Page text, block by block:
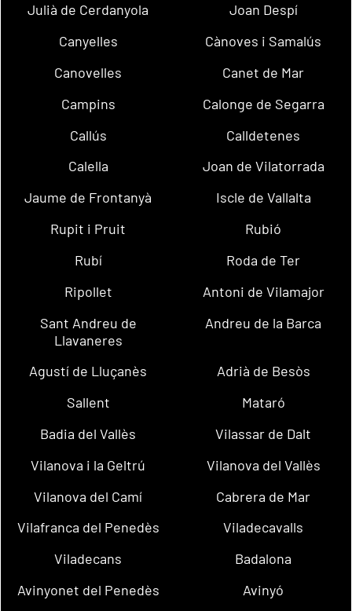
Julià de Cerdanyola
Joan Despí
Canyelles
Cànoves i Samalús
Canovelles
Canet de Mar
Campins
Calonge de Segarra
Callús
Calldetenes
Calella
Joan de Vilatorrada
Jaume de Frontanyà
Iscle de Vallalta
Rupit i Pruit
Rubió
Rubí
Roda de Ter
Ripollet
Antoni de Vilamajor
Sant Andreu de
Llavaneres
Andreu de la Barca
Agustí de Lluçanès
Adrià de Besòs
Sallent
Mataró
Badia del Vallès
Vilassar de Dalt
Vilanova i la Geltrú
Vilanova del Vallès
Vilanova del Camí
Cabrera de Mar
Vilafranca del Penedès
Viladecavalls
Viladecans
Badalona
Avinyonet del Penedès
Avinyó